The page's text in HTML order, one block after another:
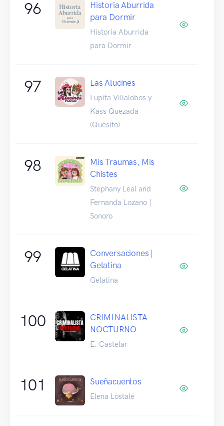
96
Historia Aburrida
para Dormir
Historia Aburrida
para Dormir
97 Las Alucines
Lupita Villalobos y
Kass Quezada
(Quesito)
98
Mis Traumas, Mis
Chistes
Stephany Leal and
Fernanda Lozano |
Sonoro
99
Conversaciones |
Gelatina
Gelatina
100
CRIMINALISTA
NOCTURNO
E. Castelar
101 Sueñacuentos
Elena Lostalé